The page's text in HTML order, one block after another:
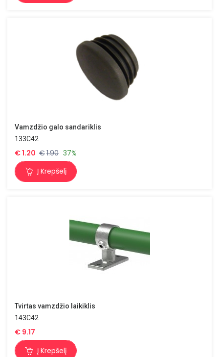
Vamzdžio galo sandariklis
133C42
€1.20 €1.90 37%
Į Krepšelį
Tvirtas vamzdžio laikiklis
143C42
€ 9.17
Į Krepšelį